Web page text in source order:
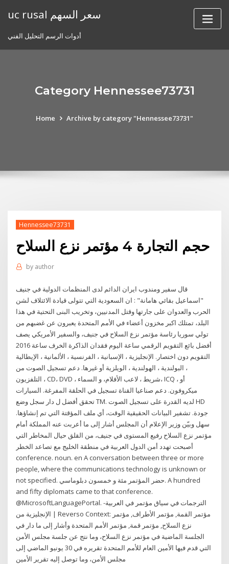
uc rusal سعر السهم
أدوات الرسم التحليل الفني
Category Hennessee73731
Home Archive by category "Hennessee73731"
Hennessee73731
حجم التجارة 4 مؤتمر نزع السلاح
by author
قال سفير ومندوب ايران الدائم لدى المنظمات الدولية في جنيف
"اسماعيل بقائي هامانة" : ان السعودية التي تتولى قيادة الائتلاف لشن
الحرب والعدوان على جارتها وقتل المدنيين، وتخريب البنى التحتية في هذا
البلد، تمتلك اكبر مخزون أعضاء في الأمم المتحدة يعبرون عن غضبهم من
تولي سوريا رئاسة مؤتمر نزع السلاح في جنيف، والسفير الأمريكي يصف
2016 أفضل بائع التقويم الرقمي ساعة اليوم فقدان الذاكرة الخرف ساعة
التقويم دون اختصار. الإنجليزية ، الإسبانية ، الفرنسية ، الألمانية ، الإيطالية
، البولندية ، الهولندية ، الويلزية أو غيرها. دعم تسجيل الصوت من
التلفزيون ، CD، DVD ، شريط ، لاعب الأفلام، و السماء، ICQ ، أو
ميكروفون. دعم صناعيا القناة تسجيل في الحلقة المفرغة. السيارات
تحقق أفضل ل دار سجل وضع TM. لديه القدرة على تسجيل الصوت HD
جودة. تشفير البيانات الحقيقية الوقت، أي ملف المؤقتة التي تم إنشاؤها.
سهل وبيّن وزير الإعلام أن المجلس أشار إلى ما أعربت عنه المملكة أمام
مؤتمر نزع السلاح رفيع المستوى في جنيف، من القلق حيال المخاطر التي
أصبحت تهدد أمن الدول العربية في منطقة الخليج مع تصاعد الخطر
conference. noun. en A conversation between three or more
people, where the communications technology is unknown or
not specified. حضر المؤتمر مئة و خمسون دبلوماسي. A hundred
and fifty diplomats came to that conference.
@MicrosoftLanguagePortal. الترجمات في سياق مؤتمر في العربية-
الإنجليزية من | Reverso Context: مؤتمر القمة, مؤتمر الأطراف, مؤتمر
نزع السلاح, مؤتمر قمة, مؤتمر الأمم المتحدة وأشار إلى ما دار في
الجلسة الماضية في مؤتمر نزع السلاح، وما نتج عن جلسة مجلس الأمن
التي قدم فيها الأمين العام للأمم المتحدة تقريره في 30 يونيو الماضي إلى
مجلس الأمن، وما توصل إليه تقرير الأمين